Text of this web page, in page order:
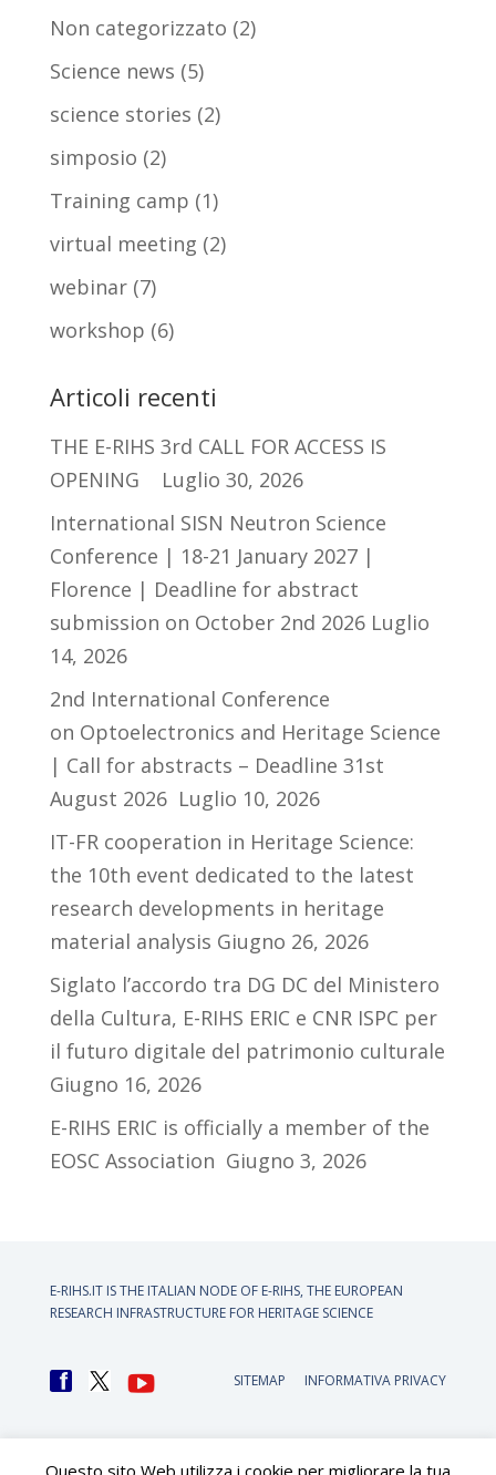
Non categorizzato (2)
Science news (5)
science stories (2)
simposio (2)
Training camp (1)
virtual meeting (2)
webinar(7)
workshop (6)
Articoli recenti
THE E-RIHS 3rd CALL FOR ACCESS IS
OPENING
Luglio 30, 2026
International SISN Neutron Science
Conference | 18-21 January 2027 |
Florence | Deadline for abstract
submission on October 2nd 2026 Luglio
14, 2026
2nd International Conference
on Optoelectronics and Heritage Science
| Call for abstracts – Deadline 31st
August 2026 Luglio 10, 2026
IT-FR cooperation in Heritage Science:
the 10th event dedicated to the latest
research developments in heritage
material analysis Giugno 26, 2026
Siglato l’accordo tra DG DC del Ministero
della Cultura, E-RIHS ERIC e CNR ISPC per
il futuro digitale del patrimonio culturale
Giugno 16, 2026
E-RIHS ERIC is officially a member of the
EOSC Association Giugno 3, 2026
E-RIHS.IT IS THE ITALIAN NODE OF E-RIHS, THE EUROPEAN
RESEARCH INFRASTRUCTURE FOR HERITAGE SCIENCE
SITEMAP INFORMATIVA PRIVACY